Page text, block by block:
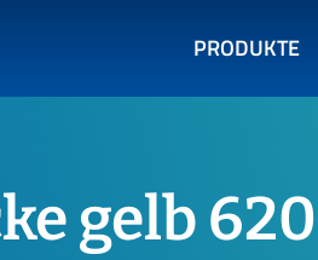
PRODUKTE
gelb